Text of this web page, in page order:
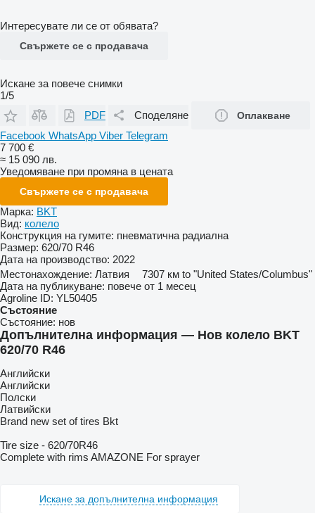
Интересувате ли се от обявата?
Свържете се с продавача
Искане за повече снимки
1/5
PDF
Споделяне Оплакване
Facebook WhatsApp Viber Telegram
7 700 €
≈ 15 090 лв.
Уведомяване при промяна в цената
Свържете се с продавача
Марка: BKT
Вид: колело
Конструкция на гумите: пневматична радиална
Размер: 620/70 R46
Дата на производство: 2022
Местонахождение: Латвия
7307 км to "United States/Columbus"
Дата на публикуване: повече от 1 месец
Agroline ID: YL50405
Състояние
Състояние: нов
Допълнителна информация — Нов колело BKT
620/70 R46
Английски
Английски
Полски
Латвийски
Brand new set of tires Bkt
Tire size - 620/70R46
Complete with rims AMAZONE For sprayer
Искане за допълнителна информация